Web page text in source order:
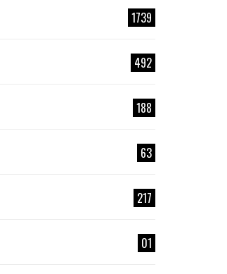
1739
492
188
63
217
01